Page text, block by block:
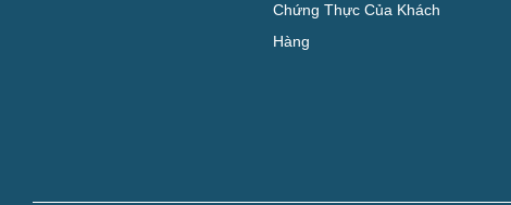
Chứng Thực Của Khách
Hàng